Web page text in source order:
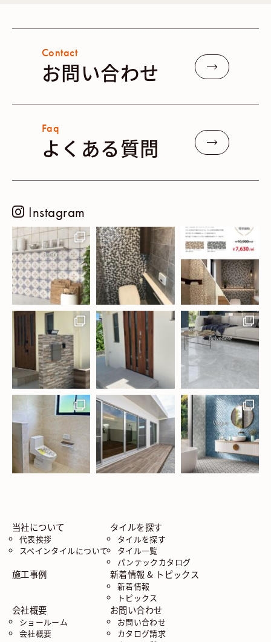
Contact
お問い合わせ
Faq
よくある質問
Instagram
当社について
代表挨拶
スペインタイルについて
タイルを探す
タイルを探す
タイル一覧
パンテックカタログ
施工事例 新着情報 & トピックス
新着情報
トピックス
会社概要
ショールーム
会社概要
お問い合わせ
お問い合わせ
カタログ請求